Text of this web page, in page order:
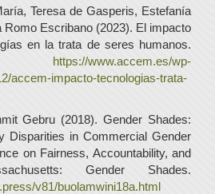
Teresa de Gasperis, Estefanía
Romo Escribano (2023). El impacto
en la trata de seres humanos.
https://www.accem.es/wp-
accem-impacto-tecnologias-trata-
Gebru (2018). Gender Shades:
Disparities in Commercial Gender
on Fairness, Accountability, and
Gender Shades.
v81/buolamwini18a.html